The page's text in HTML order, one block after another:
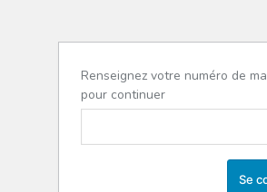
Renseignez votre numéro de
pour continuer